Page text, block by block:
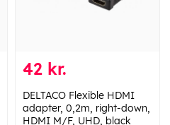
42 kr.
DELTACO Flexible HDMI
adapter, 0,2m, right-down,
HDMI M/F, UHD, black